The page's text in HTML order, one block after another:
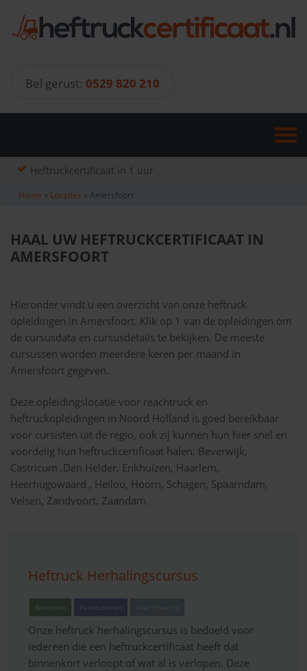
content
Bel gerust: 0529 820 210
Heftruckcertificaat in 1 uur
Home » Locaties » Amersfoort
HAAL UW HEFTRUCKCERTIFICAAT IN
AMERSFOORT
Hieronder vindt u een overzicht van onze heftruck
opleidingen in Amersfoort. Klik op 1 van de opleidingen om
de cursusdata en cursusdetails te bekijken. De meeste
cursussen worden meerdere keren per maand in
Amersfoort gegeven.
Deze opleidingslocatie voor reachtruck en
heftruckopleidingen in Noord Holland is goed bereikbaar
voor cursisten uit de regio, ook zij kunnen hun hier snel en
voordelig hun heftruckcertificaat halen: Beverwijk,
Castricum ,Den Helder, Enkhuizen, Haarlem,
Heerhugowaard , Heiloo, Hoorn, Schagen, Spaarndam,
Velsen, Zandvoort, Zaandam.
Heftruck Herhalingscursus
Bedrijven Particulieren
Onze heftruck herhalingscursus is bedoeld voor
iedereen die een heftruckcertificaat heeft dat
binnenkort verloopt of wat al is verlopen. Deze